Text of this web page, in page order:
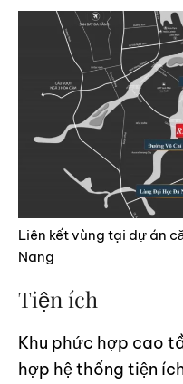
Liên kết vùng tại dự án
Nang
Tiện ích
Khu phức hợp cao
hợp hệ thống tiện